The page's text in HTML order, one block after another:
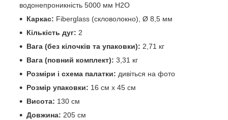
водонепроникність 5000 мм H2O
Каркас: Fiberglass (скловолокно), Ø 8,5 мм
Кількість дуг: 2
Вага (без кілочків та упаковки): 2,71 кг
Вага (повний комплект): 3,31 кг
Розміри і схема палатки: дивіться на фото
Розмір упаковки: 16 см x 45 см
Висота: 130 см
Довжина: 205 см